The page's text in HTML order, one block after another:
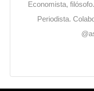
Economista,
Periodista.